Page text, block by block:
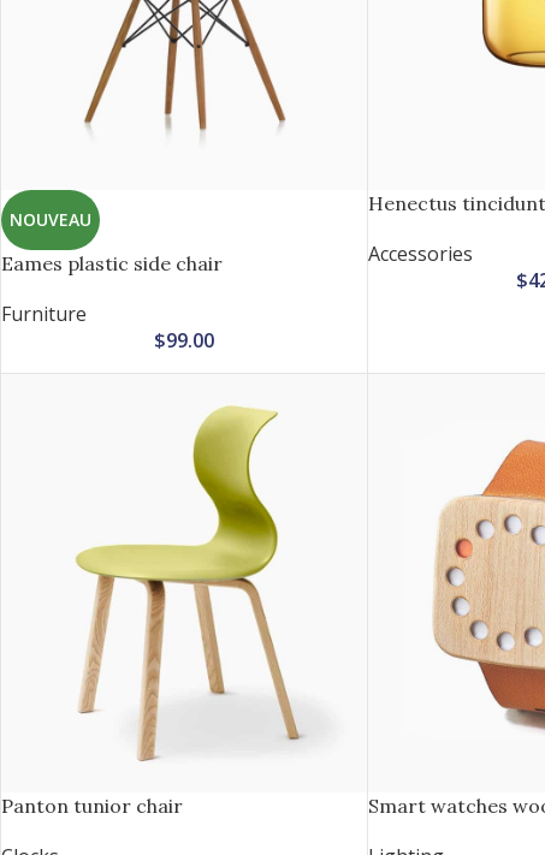
NOUVEAU
Eames plastic side chair
Furniture
$99.00
Henectus tincidunt
Accessories
$
Panton tunior chair Smart watches